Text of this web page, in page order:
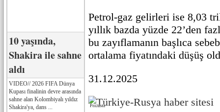
10 yaşında,
Shakira ile sahne
aldı
VIDEO// 2026 FIFA Dünya
Kupası finalinin devre arasında
sahne alan Kolombiyalı yıldız
Shakira'ya, dans ...
Petrol-gaz gelirleri ise 8,03
yıllık bazda yüzde 22’den
bu zayıflamanın başlıca
ortalama fiyatındaki düşüş
31.12.2025
Реклама